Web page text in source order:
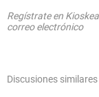
Regístrate en
correo electrónico
Discusiones similares